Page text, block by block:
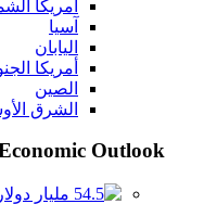
أمريكا
آسيا
اليابان
أمريكا
الصين
الشرق
Outlook